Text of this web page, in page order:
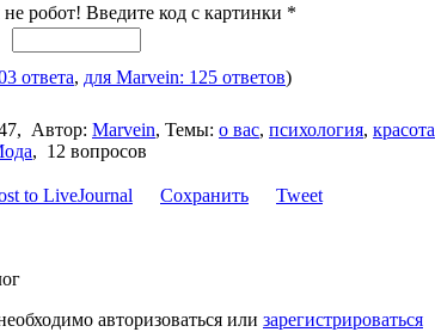
робот! Введите код с картинки *
ответа, для Marvein: 125 ответов)
Автор: Marvein, Темы: о вас, психология, красота
, 12 вопросов
Сохранить Tweet
авторизоваться или зарегистрироваться